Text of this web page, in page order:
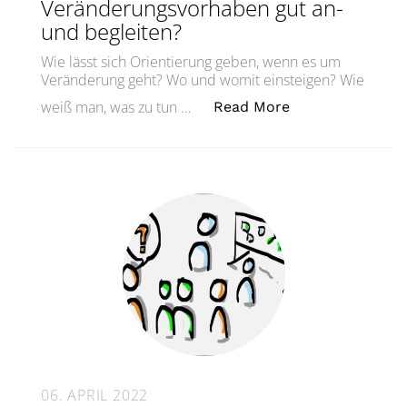
Veränderungsvorhaben gut an-
und begleiten?
Wie lässt sich Orientierung geben, wenn es um
Veränderung geht? Wo und womit einsteigen? Wie
weiß man, was zu tun …
Read More„Wie lassen
06. APRIL 2022